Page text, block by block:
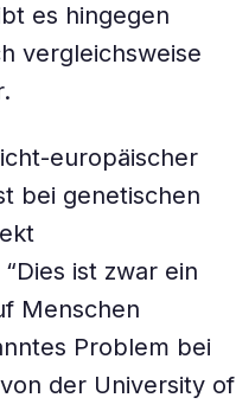
es hingegen
vergleichsweise
europäischer
bei genetischen
ist zwar ein
Menschen
Problem bei
der University of